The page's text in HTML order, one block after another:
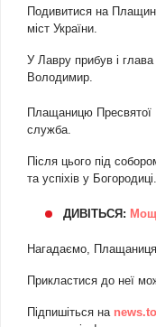
Подивитися на
міст України.
У Лавру прибув і глава
Володимир.
Плащаницю Пресвятої
служба.
Після цього під
та успіхів у Богородиці.
ДИВІТЬСЯ:
Нагадаємо, Плащаниця
Прикластися до неї
Підпишіться на